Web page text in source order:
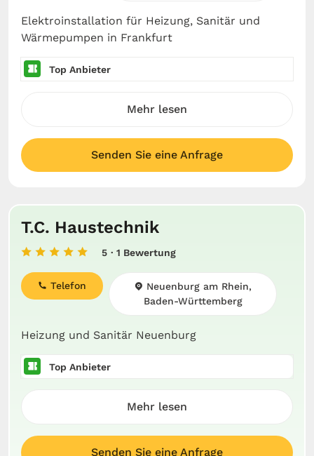
Elektroinstallation für Heizung, Sanitär und
Wärmepumpen in Frankfurt
Top Anbieter
Mehr lesen
Senden Sie eine Anfrage
T.C. Haustechnik
5 · 1 Bewertung
Heizung und Sanitär Neuenburg
Telefon
Neuenburg am Rhein,
Baden-Württemberg
Top Anbieter
Mehr lesen
Senden Sie eine Anfrage